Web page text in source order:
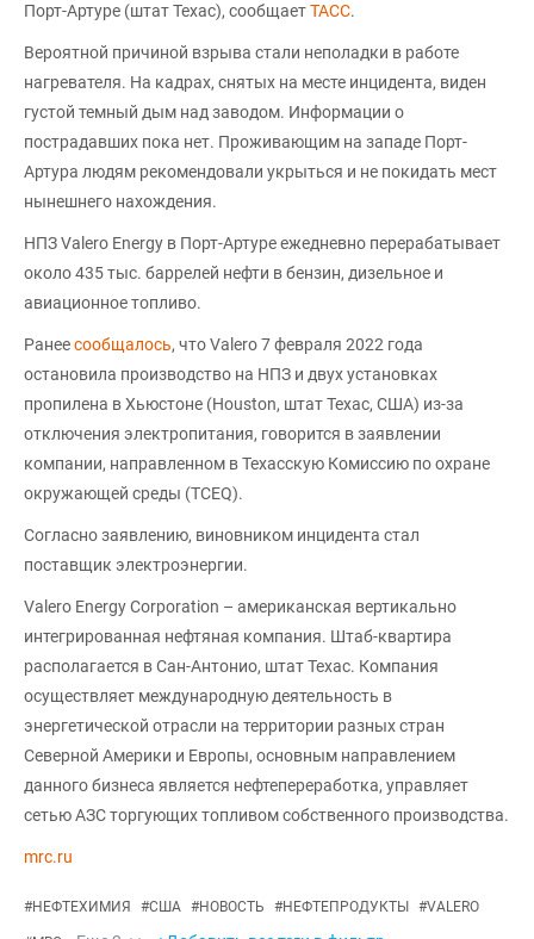
Порт-Артуре (штат Техас), сообщаетТАСС.
Вероятной причиной взрыва стали неполадки в работе
нагревателя. На кадрах, снятых на месте инцидента, виден
густой темный дым над заводом. Информации о
пострадавших пока нет. Проживающим на западе Порт-
Артура людям рекомендовали укрыться и не покидать мест
нынешнего нахождения.
НПЗ Valero Energy в Порт-Артуре ежедневно перерабатывает
около 435 тыс. баррелей нефти в бензин, дизельное и
авиационное топливо.
Ранеесообщалось, что Valero 7 февраля 2022 года
остановила производство на НПЗ и двух установках
пропилена в Хьюстоне (Houston, штат Техас, США) из-за
отключения электропитания, говорится в заявлении
компании, направленном в Техасскую Комиссию по охране
окружающей среды (TCEQ).
Согласно заявлению, виновником инцидента стал
поставщик электроэнергии.
Valero Energy Corporation – американская вертикально
интегрированная нефтяная компания. Штаб-квартира
располагается в Сан-Антонио, штат Техас. Компания
осуществляет международную деятельность в
энергетической отрасли на территории разных стран
Северной Америки и Европы, основным направлением
данного бизнеса является нефтепереработка, управляет
сетью АЗС торгующих топливом собственного производства.
mrc.ru
#НЕФТЕХИМИЯ #США #НОВОСТЬ #НЕФТЕПРОДУКТЫ #VALERO